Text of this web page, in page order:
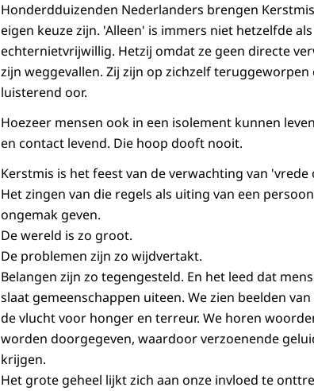
Honderdduizenden Nederlanders brengen
eigen keuze zijn. 'Alleen' is immers niet hetzelfde
echternietvrijwillig. Hetzij omdat ze geen directe
zijn weggevallen. Zij zijn op zichzelf
luisterend oor.
Hoezeer mensen ook in een isolement kunnen
en contact levend. Die hoop dooft nooit.
Kerstmis is het feest van de verwachting van
Het zingen van die regels als uiting van een
ongemak geven.
De wereld is zo groot.
De problemen zijn zo wijdvertakt.
Belangen zijn zo tegengesteld. En het leed dat
slaat gemeenschappen uiteen. We zien beelden
de vlucht voor honger en terreur. We horen
worden doorgegeven, waardoor verzoenende
krijgen.
Het grote geheel lijkt zich aan onze invloed te